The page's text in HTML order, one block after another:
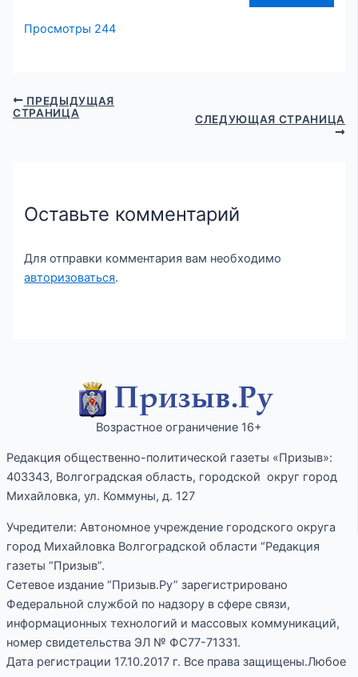
Просмотры 244
ПРЕДЫДУЩАЯ
СТРАНИЦА
СЛЕДУЮЩАЯ СТРАНИЦА
Оставьте комментарий
Для отправки комментария вам необходимо
авторизоваться.
Возрастное ограничение 16+
Редакция общественно-политической газеты «Призыв»:
403343, Волгоградская область, городской округ город
Михайловка, ул. Коммуны, д. 127
Учредители: Автономное учреждение городского округа
город Михайловка Волгоградской области “Редакция
газеты “Призыв”.
Сетевое издание “Призыв.Ру” зарегистрировано
Федеральной службой по надзору в сфере связи,
информационных технологий и массовых коммуникаций,
номер свидетельства ЭЛ № ФС77-71331.
Дата регистрации 17.10.2017 г. Все права защищены.Любое